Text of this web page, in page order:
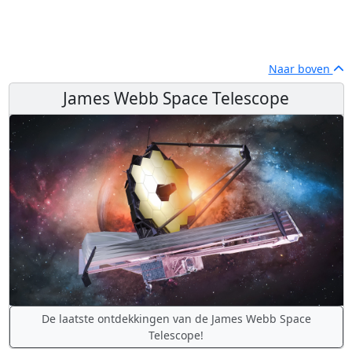
Naar boven
James Webb Space Telescope
De laatste ontdekkingen van de James Webb Space
Telescope!